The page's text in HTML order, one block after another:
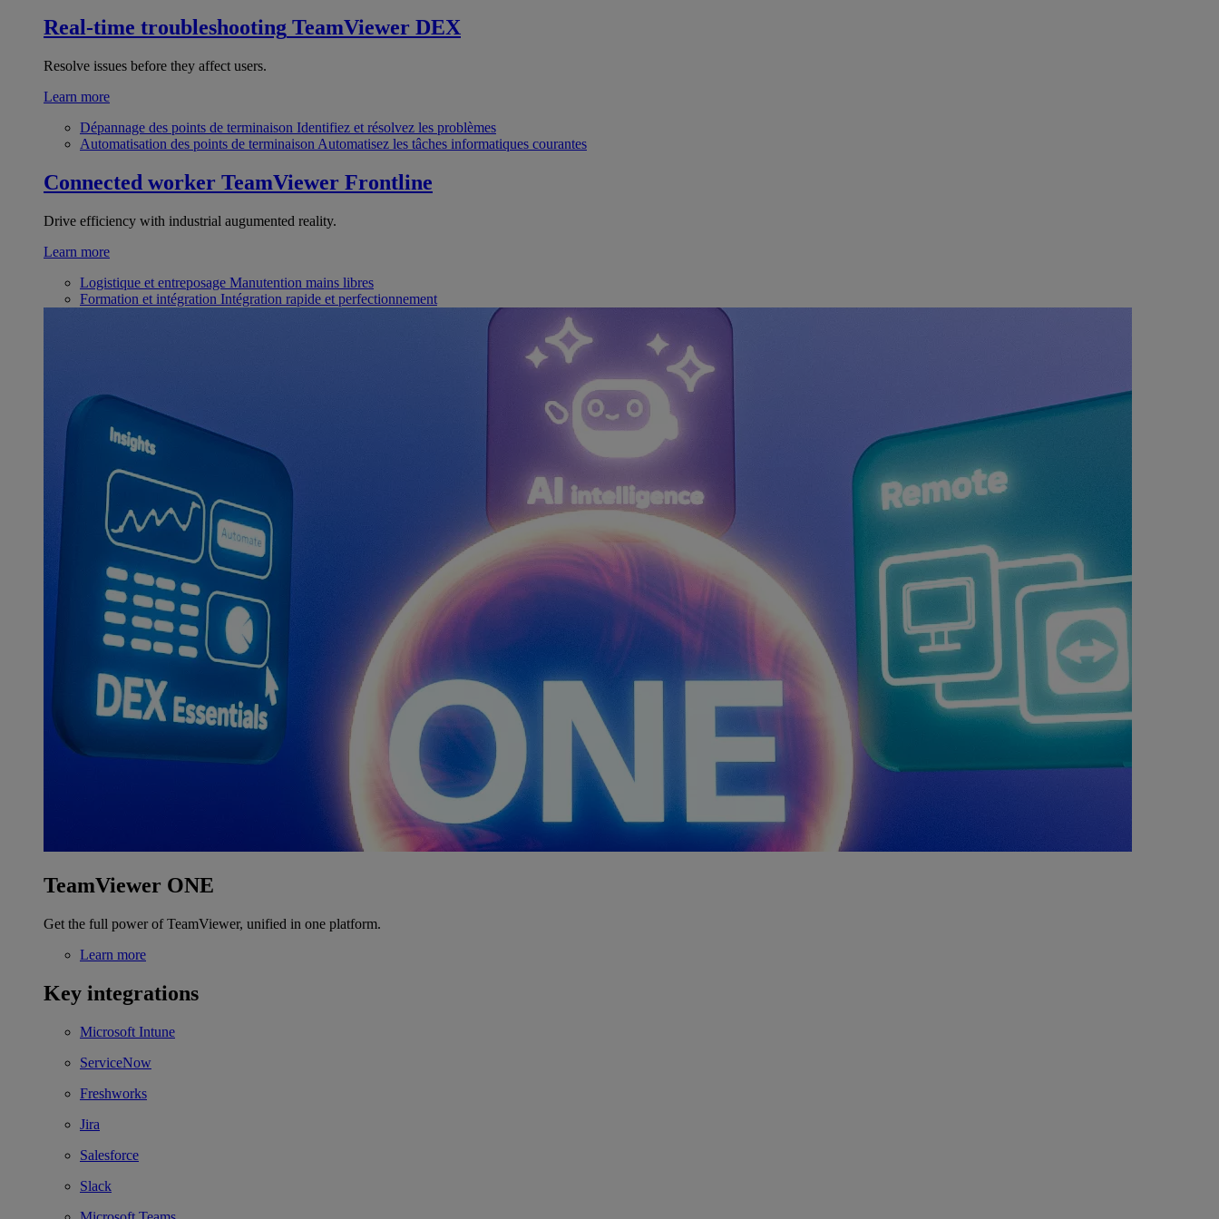
Real-time troubleshooting TeamViewer DEX
Resolve issues before they affect users.
Learn more
Dépannage des points de terminaison Identifiez et résolvez les problèmes
Automatisation des points de terminaison Automatisez les tâches informatiques courantes
Connected worker TeamViewer Frontline
Drive efficiency with industrial augumented reality.
Learn more
Logistique et entreposage Manutention mains libres
Formation et intégration Intégration rapide et perfectionnement
TeamViewer ONE
Get the full power of TeamViewer, unified in one platform.
Learn more
Key integrations
Microsoft Intune
ServiceNow
Freshworks
Jira
Salesforce
Slack